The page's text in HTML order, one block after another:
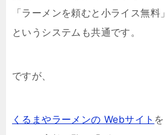
「ラーメンを頼むと小ライス無料」
というシステムも共通です。
ですが、
くるまやラーメンの Webサイト を